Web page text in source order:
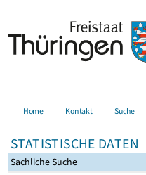
Home Kontakt Suche
STATISTISCHE DATEN
Sachliche Suche